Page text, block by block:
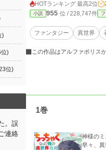
HOTランキング 最高2位
小説 955 位 / 228,747件
ファンタジー 異世界
この作品はアルファポリス
1巻
神様の
早々、
)
)
位)
。誤
連絡